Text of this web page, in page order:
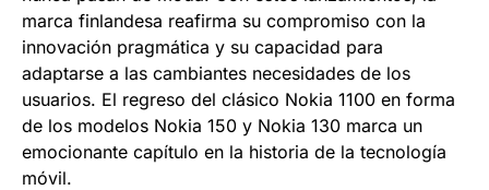
marca finlandesa reafirma su compromiso con la
innovación pragmática y su capacidad para
adaptarse a las cambiantes necesidades de los
usuarios. El regreso del clásico Nokia 1100 en forma
de los modelos Nokia 150 y Nokia 130 marca un
emocionante capítulo en la historia de la tecnología
móvil.